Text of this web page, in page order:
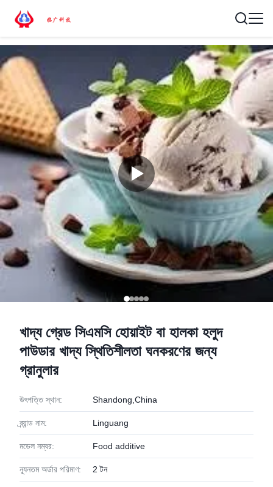
খাদ্য গ্রেড সিএমসি হোয়াইট বা হালকা হলুদ
পাউডার খাদ্য স্থিতিশীলতা ঘনকরণের জন্য
গ্রানুলার
উৎপত্তি স্থান: Shandong,China
ব্র্যান্ড নাম: Linguang
মডেল নম্বর: Food additive
ন্যূনতম অর্ডার পরিমাণ: 2 টন